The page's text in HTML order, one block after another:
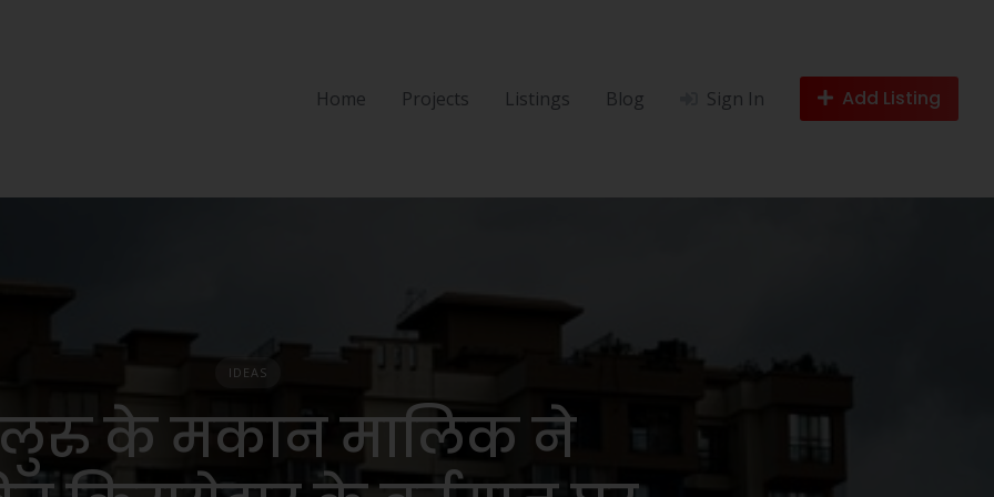
Home Projects Listings Blog Sign In Add Listing
IDEAS
के मकान मालिक ने